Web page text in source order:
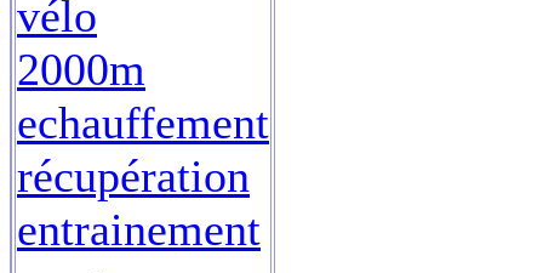
vélo
2000m
echauffement
récupération
entrainement